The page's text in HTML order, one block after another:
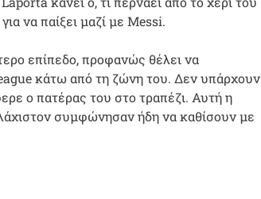
να παίξει μαζί με Messi.
επίπεδο, προφανώς θέλει να
κάτω από τη ζώνη του. Δεν υπάρχουν
ο πατέρας του στο τραπέζι. Αυτή η
συμφώνησαν ήδη να καθίσουν με